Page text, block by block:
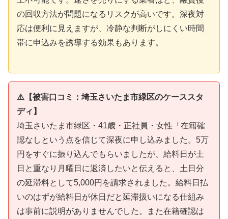
の回収方法が問題になるリスクが高いです。深夜対
応は便利に見えますが、冷静な判断がしにくい時間
帯に申込みを誘導する効果もあります。
⚠️【被害口コミ：埼玉さいたま市緑区のケーススタ
ディ】
埼玉さいたま市緑区・41歳・正社員・女性「在籍確
認なしという点を信じて深夜に申し込みました。5万
円をすぐに振り込んでもらいましたが、給料日が土
日と重なり月曜日に返済したいと伝えると、土日分
の延滞料として5,000円を請求されました。給料日払
いのはずが給料日が休日だと延滞扱いになる仕組み
は事前に説明がありませんでした。また在籍確認は